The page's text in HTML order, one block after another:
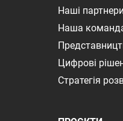
Наші партнери
Наша
Цифрові
Стратегія